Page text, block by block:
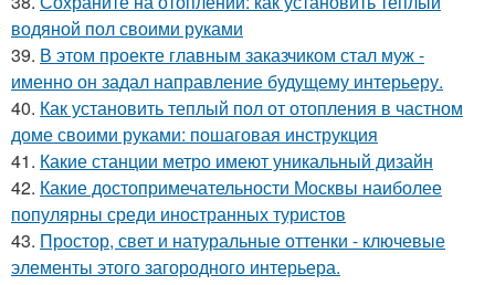
водяной пол своими руками
39. В этом проекте главным заказчиком стал муж -
именно он задал направление будущему интерьеру.
40. Как установить теплый пол от отопления в частном
доме своими руками: пошаговая инструкция
41. Какие станции метро имеют уникальный дизайн
42. Какие достопримечательности Москвы наиболее
популярны среди иностранных туристов
43. Простор, свет и натуральные оттенки - ключевые
элементы этого загородного интерьера.